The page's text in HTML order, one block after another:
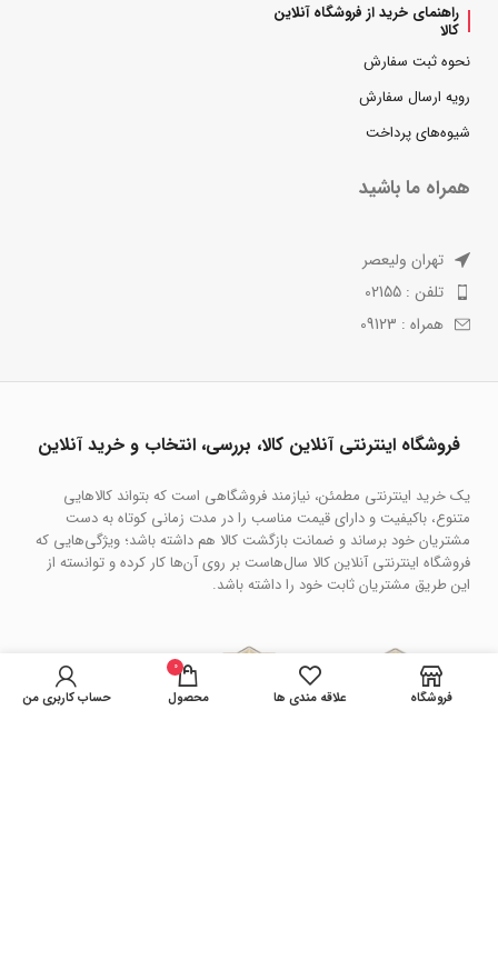
راهنمای خرید از فروشگاه آنلاین
کالا
نحوه ثبت سفارش
رویه ارسال سفارش
شیوه‌های پرداخت
همراه ما باشید
تهران ولیعصر
تلفن : 02155
همراه : 09123
فروشگاه اینترنتی آنلاین کالا، بررسی، انتخاب و خرید آنلاین
یک خرید اینترنتی مطمئن، نیازمند فروشگاهی است که بتواند کالاهایی
متنوع، باکیفیت و دارای قیمت مناسب را در مدت زمانی کوتاه به دست
مشتریان خود برساند و ضمانت بازگشت کالا هم داشته باشد؛ ویژگی‌هایی که
فروشگاه اینترنتی آنلاین کالا سال‌هاست بر روی آن‌ها کار کرده و توانسته از
این طریق مشتریان ثابت خود را داشته باشد.
فروشگاه علاقه مندی ها
0
محصول حساب کاربری من